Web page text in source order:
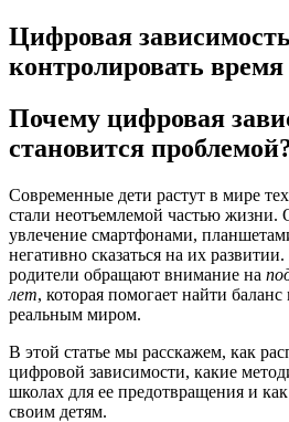
Цифровая
контролировать
Почему цифровая
становится
Современные дети растут в мире
стали неотъемлемой частью жизни.
увлечение смартфонами,
негативно сказаться на их
родители обращают внимание на
лет, которая помогает найти
реальным миром.
В этой статье мы расскажем, как
цифровой зависимости, какие
школах для ее предотвращения и
своим детям.